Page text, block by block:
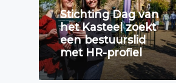
Stichting Dag van
het Kasteel zoekt
een bestuurslid
met HR-profiel